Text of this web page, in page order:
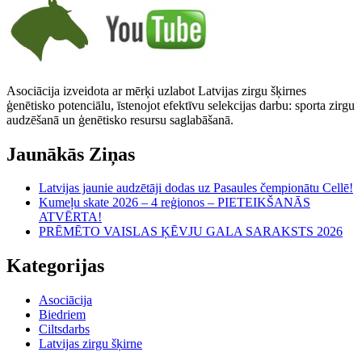
Asociācija izveidota ar mērķi uzlabot Latvijas zirgu šķirnes
ģenētisko potenciālu, īstenojot efektīvu selekcijas darbu: sporta zirgu
audzēšanā un ģenētisko resursu saglabāšanā.
Jaunākās Ziņas
Latvijas jaunie audzētāji dodas uz Pasaules čempionātu Cellē!
Kumeļu skate 2026 – 4 reģionos – PIETEIKŠANĀS
ATVĒRTA!
PRĒMĒTO VAISLAS ĶĒVJU GALA SARAKSTS 2026
Kategorijas
Asociācija
Biedriem
Ciltsdarbs
Latvijas zirgu šķirne